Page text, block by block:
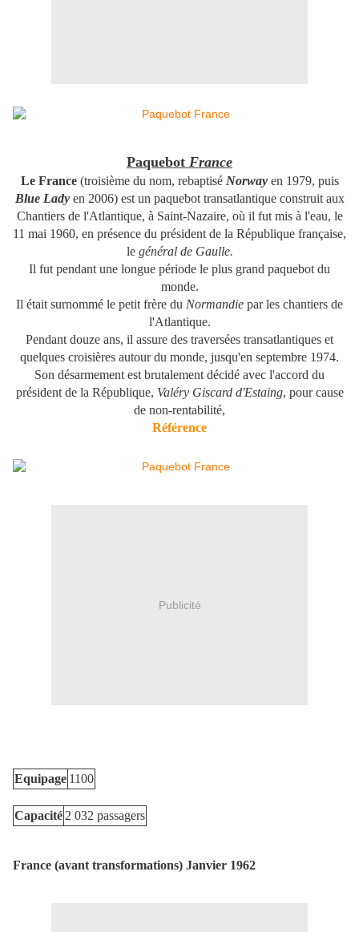
Paquebot France
Le France(troisième du nom, rebaptisé Norwayen 1979, puis
Blue Ladyen 2006) est un paquebot transatlantique construit aux
Chantiers de l'Atlantique, à Saint-Nazaire, où il fut mis à l'eau, le
11 mai 1960, en présence du président de la République française,
le général de Gaulle.
Il fut pendant une longue période le plus grand paquebot du
monde.
Il était surnommé le petit frère du Normandie par les chantiers de
l'Atlantique.
Pendant douze ans, il assure des traversées transatlantiques et
quelques croisières autour du monde, jusqu'en septembre 1974.
Son désarmement est brutalement décidé avec l'accord du
président de la République, Valéry Giscard d'Estaing, pour cause
de non-rentabilité,
Référence
Publicité
Equipage 1100
Capacité 2 032 passagers
France (avant transformations) Janvier 1962